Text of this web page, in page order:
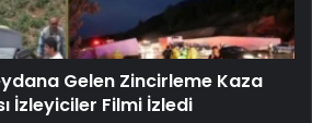
Gelen Zincirleme Kaza
İzleyiciler Filmi İzledi